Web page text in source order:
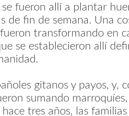
se fueron allí a plantar
de fin de semana. Una
transformando en
se establecieron allí
gitanos y payos, y,
sumando
hace tres años, las